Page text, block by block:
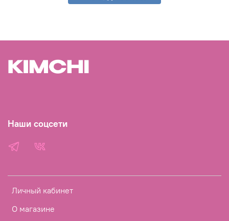
Личный кабинет
О магазине
Наши соцсети